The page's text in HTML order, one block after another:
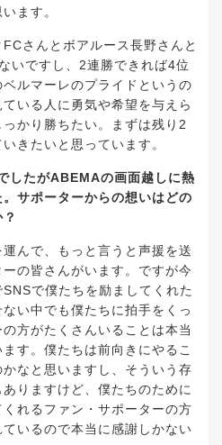
ます。
さんとボアルース長野さんと
いですし、2連勝できれば4位
ルマーレのプライドというの
いる人に勇気や希望を与えら
かり勝ちたい。まずは残り2
きたいと思っています。
したがABEMAの画面越しに熱
サポーターからの想いはどの
んで、もっと言うと声援を送
の皆さんがいます。ですが今
で僕たちを励ましてくれた
い中でも僕たちに拍手をくっ
方がたくさんいることは本当
す。僕たちは前向きにやるこ
なと思いますし、そういう存
りますけど、僕たちのために
れるファン・サポーターの方
いるので本当に感謝しかない